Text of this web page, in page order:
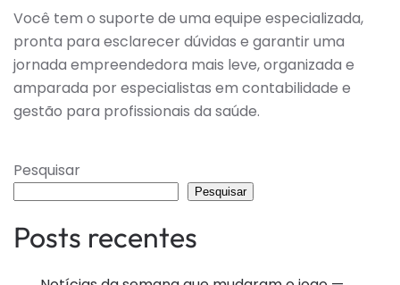
Você tem o suporte de uma equipe especializada,
pronta para esclarecer dúvidas e garantir uma
jornada empreendedora mais leve, organizada e
amparada por especialistas em contabilidade e
gestão para profissionais da saúde.
Pesquisar
Pesquisar
Posts recentes